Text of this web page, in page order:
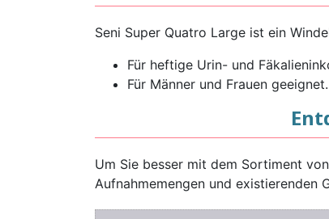
Seni Super Quatro Large ist ein
Für heftige Urin- und
Für Männer und Frauen geeignet.
Um Sie besser mit dem Sortiment
Aufnahmemengen und existierenden